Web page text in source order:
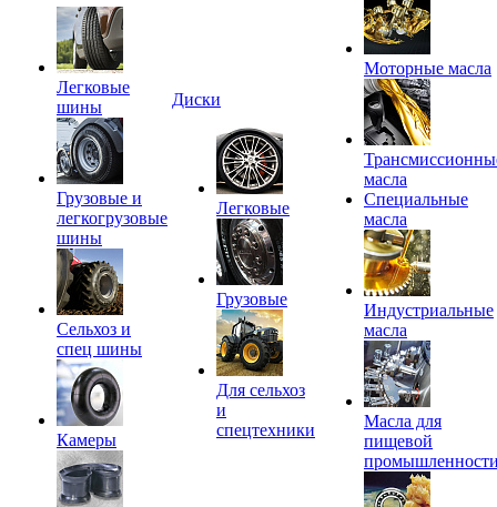
Легковые
шины
Грузовые и
легкогрузовые
шины
Сельхоз и
спец шины
Камеры
Диски
Легковые
Грузовые
Для сельхоз
и
спецтехники
Моторные масла
масла
Специальные
масла
Индустриальные
масла
Масла для
пищевой